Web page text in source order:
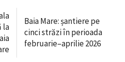
la
Baia Mare: șantiere pe
cinci străzi în perioada
februarie–aprilie 2026